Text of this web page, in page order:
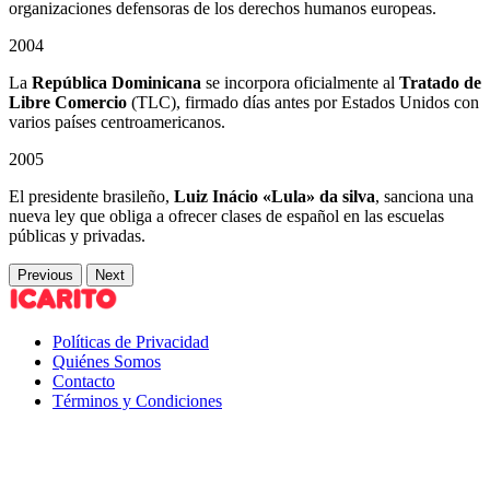
organizaciones defensoras de los derechos humanos europeas.
2004
La República Dominicana se incorpora oficialmente al Tratado de
Libre Comercio (TLC), firmado días antes por Estados Unidos con
varios países centroamericanos.
2005
El presidente brasileño, Luiz Inácio «Lula» da silva, sanciona una
nueva ley que obliga a ofrecer clases de español en las escuelas
públicas y privadas.
Previous Next
Políticas de Privacidad
Quiénes Somos
Contacto
Términos y Condiciones